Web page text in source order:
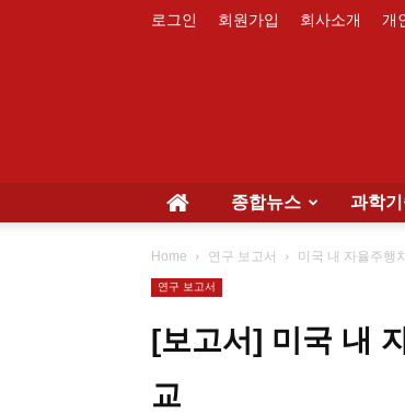
로그인 회원가입 회사소개 개
종합뉴스 과학
Home 연구 보고서 미국 내 자율주행
연구 보고서
[보고서] 미국 내
교